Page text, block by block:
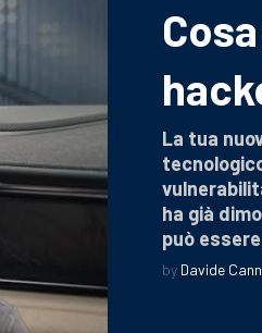
La tua
ha già
può
by Davide